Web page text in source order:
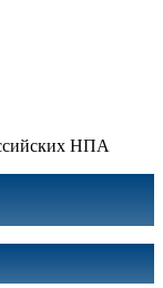
НПА